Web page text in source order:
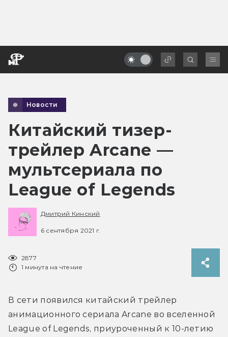
Новости
Китайский тизер-
трейлер Arcane —
мультсериала по
League of Legends
Дмитрий Кинский
6 сентября 2021 г.
2877
1 минута на чтение
В сети появился китайский трейлер
анимационного сериала Arcane во вселенной
League of Legends, приуроченный к 10-летию